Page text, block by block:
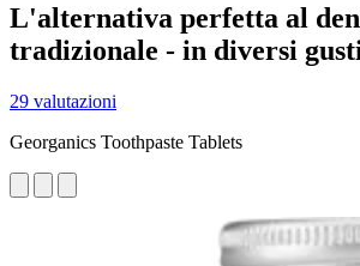
L'alternativa perfetta al
tradizionale - in diversi
29 valutazioni
Georganics Toothpaste Tablets